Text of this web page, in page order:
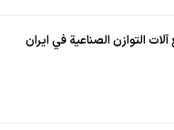
التوازن الصناعية في ايران